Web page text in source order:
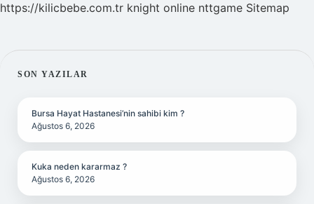
https://kilicbebe.com.tr knight online nttgame Sitemap
SIDEBAR
SON YAZILAR
Bursa Hayat Hastanesi’nin sahibi kim ?
Ağustos 6, 2026
Kuka neden kararmaz ?
Ağustos 6, 2026